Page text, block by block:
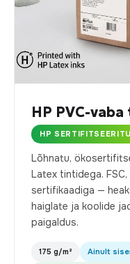
HP PVC-
HP
Lõhnatu,
Latex tintidega. FSC,
sertifikaadiga —
haiglate ja koolide
paigaldus.
175 g/m² Ainult